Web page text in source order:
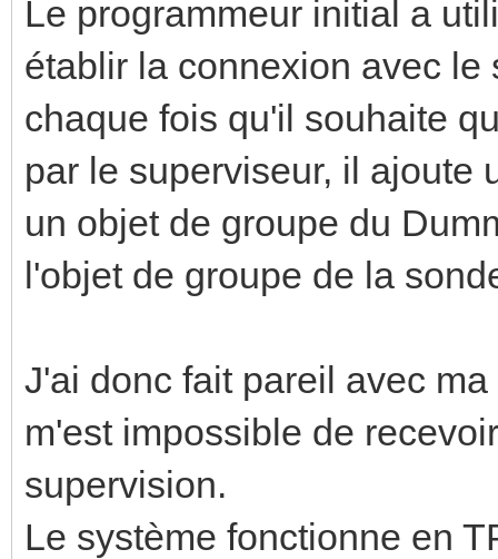
Le programmeur initial a
établir la connexion avec
chaque fois qu'il souhaite
par le superviseur, il ajoute
un objet de groupe du
l'objet de groupe de la
J'ai donc fait pareil avec
m'est impossible de
supervision.
Le système fonctionne en